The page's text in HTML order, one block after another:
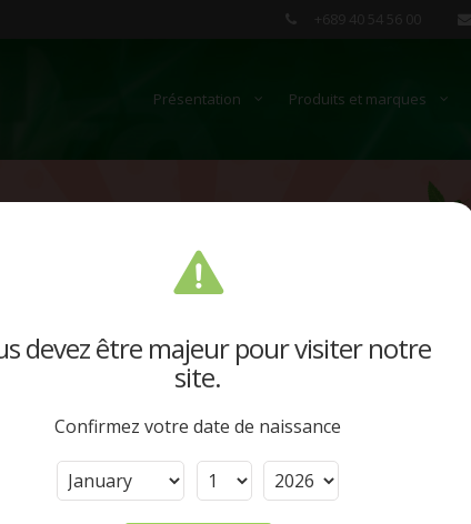
Présentation Produits et marques
devez être majeur pour visiter notre
site.
Confirmez votre date de naissance